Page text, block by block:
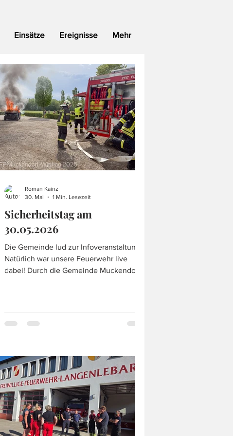
Einsätze Ereignisse Mehr
Sicherheitstag am
30.05.2026
Die Gemeinde lud zur Infoveranstaltung!
Natürlich war unsere Feuerwehr live
dabei! Durch die Gemeinde Muckendorf-
war unsere Feuerwehr vor Ort, um neben
den Showübungen der technischen
Rettung und eines Fahrzeugbrandes,
stand das Team rund um die Uhr bereit,
um
Roman Kainz
30. Mai
1 Min. Lesezeit